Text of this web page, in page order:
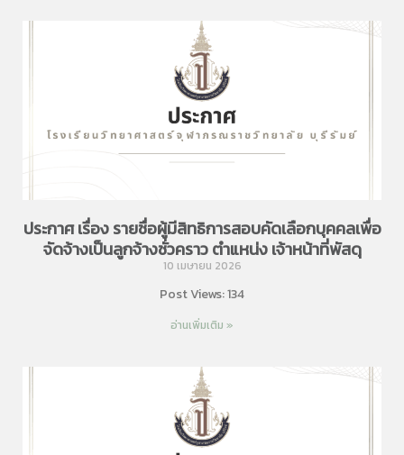
ประกาศ เรื่อง รายชื่อผู้มีสิทธิการสอบคัดเลือกบุคคลเพื่อ
จัดจ้างเป็นลูกจ้างชั่วคราว ตำแหน่ง เจ้าหน้าที่พัสดุ
10 เมษายน 2026
Post Views: 134
อ่านเพิ่มเติม »